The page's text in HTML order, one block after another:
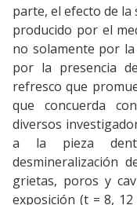
parte, el efecto de la
producido por el
no solamente por la
por la presencia
refresco que
que concuerda
diversos
a la pieza
desmineralización
grietas, poros y
exposición (t = 8,